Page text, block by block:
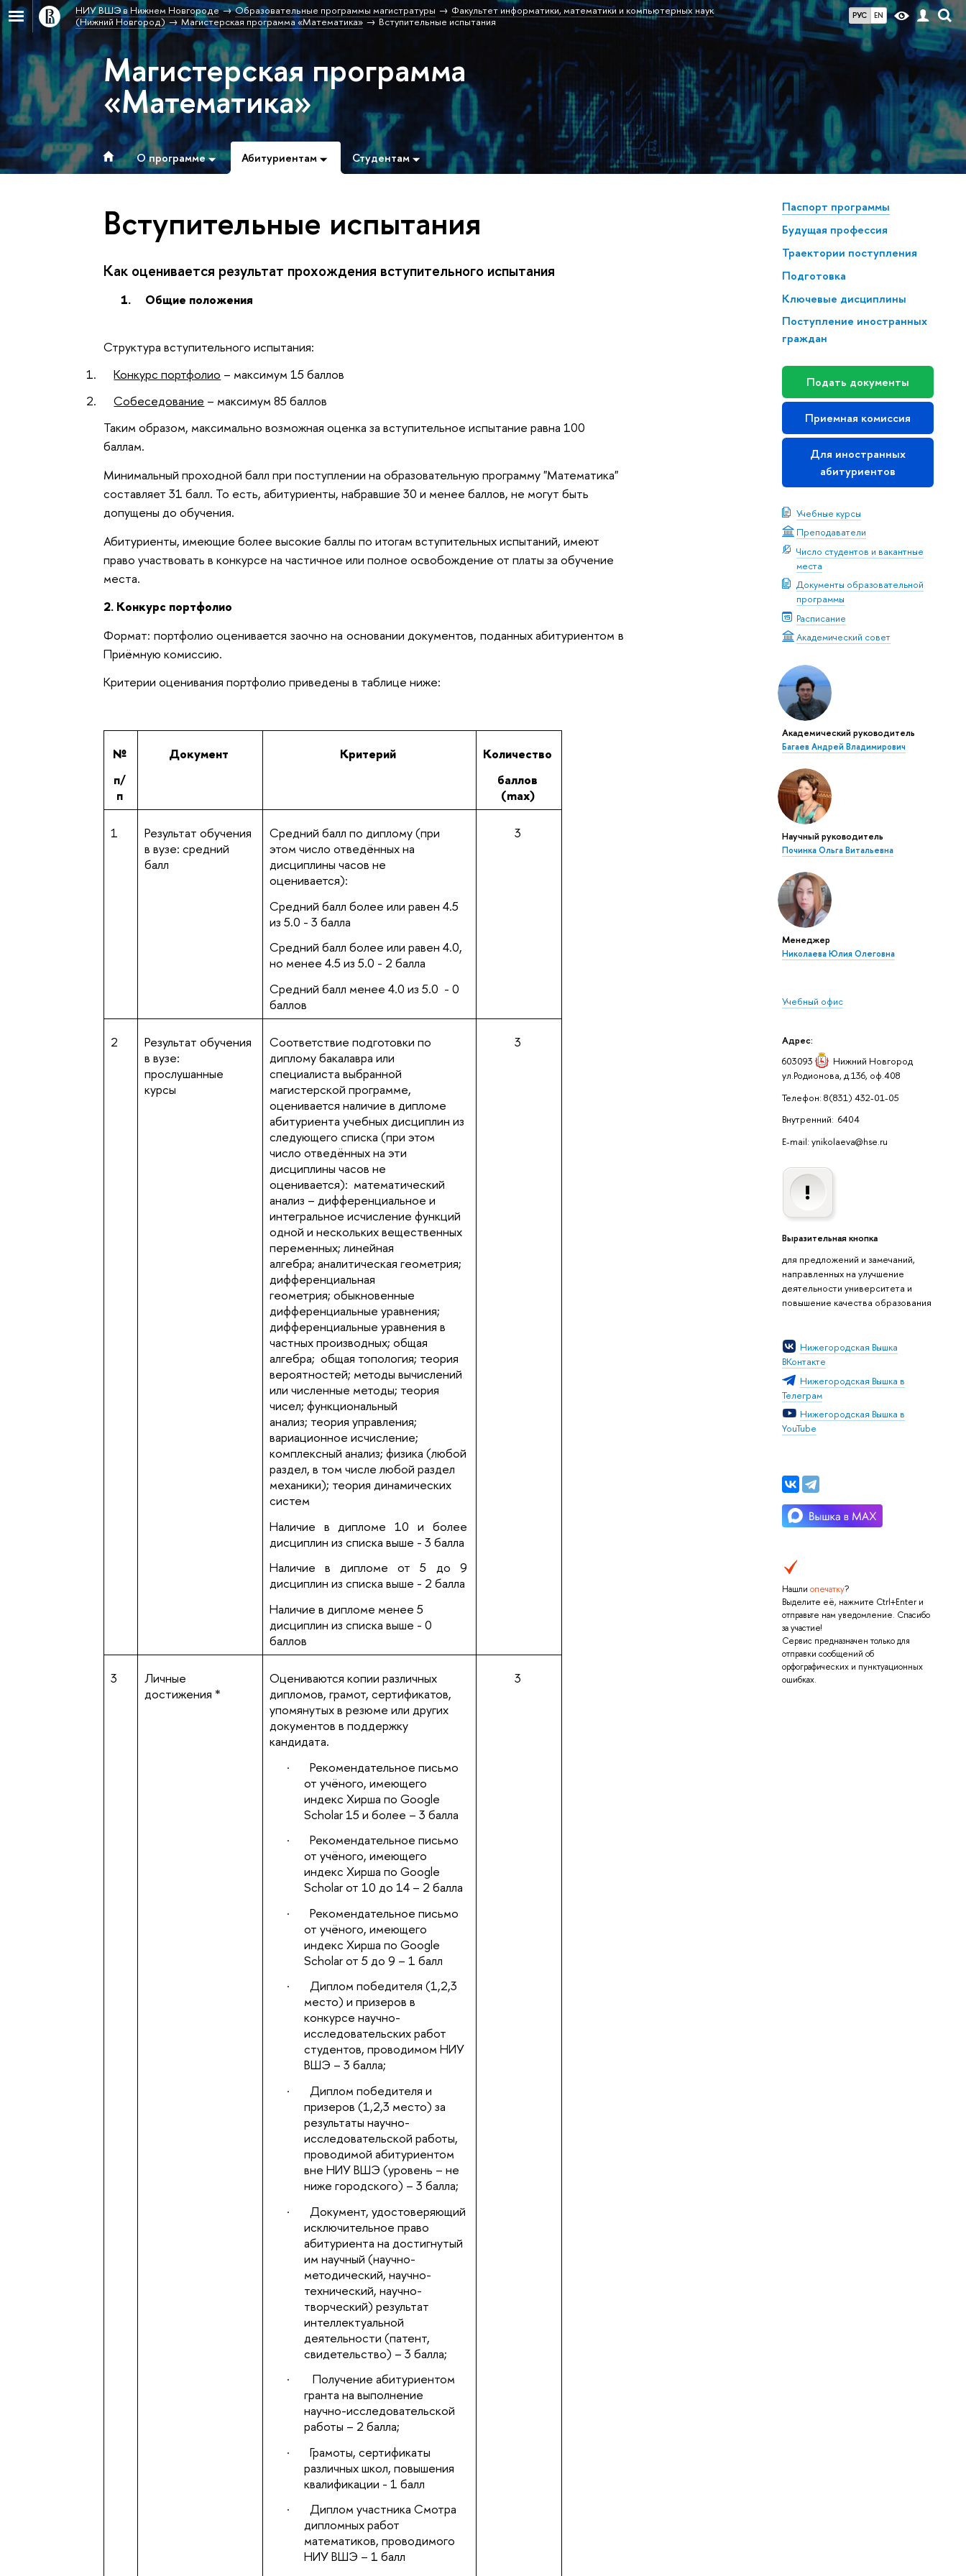
РУС EN
НИУ ВШЭ в Нижнем Новгороде Образовательные программы магистратуры
Факультет информатики, математики и компьютерных наук
(Нижний Новгород)
Магистерская программа «Математика» Вступительные испытания
Магистерская программа
«Математика»
О программе Абитуриентам Студентам
Паспорт программы
Будущая профессия
Траектории поступления
Подготовка
Ключевые дисциплины
Поступление иностранных
граждан
Подать документы
Приемная комиссия
Для иностранных
абитуриентов
Учебные курсы
Преподаватели
Число студентов и вакантные
места
Документы образовательной
программы
Расписание
Академический совет
Академический руководитель
Багаев Андрей Владимирович
Научный руководитель
Починка Ольга Витальевна
Менеджер
Николаева Юлия Олеговна
Учебный офис
Адрес:
603093
Нижний Новгород
ул.Родионова, д.136, оф.408
Телефон: 8(831) 432-01-05
Внутренний: 6404
E-mail: ynikolaeva@hse.ru
Выразительная кнопка
для предложений и замечаний,
направленных на улучшение
деятельности университета и
повышение качества образования
Нижегородская Вышка
ВКонтакте
Нижегородская Вышка в
Телеграм
Нижегородская Вышка в
YouTube
Нашли опечатку?
Выделите её, нажмите Ctrl+Enter и
отправьте нам уведомление. Спасибо
за участие!
Сервис предназначен только для
отправки сообщений об
орфографических и пунктуационных
ошибках.
Вступительные испытания
Как оценивается результат прохождения вступительного испытания
1. Общие положения
Структура вступительного испытания:
1.
Конкурс портфолио – максимум 15 баллов
2.
Собеседование – максимум 85 баллов
Таким образом, максимально возможная оценка за вступительное испытание равна 100
баллам.
Минимальный проходной балл при поступлении на образовательную программу "Математика"
составляет 31 балл. То есть, абитуриенты, набравшие 30 и менее баллов, не могут быть
допущены до обучения.
Абитуриенты, имеющие более высокие баллы по итогам вступительных испытаний, имеют
право участвовать в конкурсе на частичное или полное освобождение от платы за обучение
места.
2. Конкурс портфолио
Формат: портфолио оценивается заочно на основании документов, поданных абитуриентом в
Приёмную комиссию.
Критерии оценивания портфолио приведены в таблице ниже:
№
п/
п
Документ Критерий
Количество
баллов
(max)
1
Результат обучения
в вузе: средний
балл
Средний балл по диплому (при
этом число отведённых на
дисциплины часов не
оценивается):
Средний балл более или равен 4.5
из 5.0 - 3 балла
Средний балл более или равен 4.0,
но менее 4.5 из 5.0 - 2 балла
Средний балл менее 4.0 из 5.0 - 0
баллов
3
2
Результат обучения
в вузе:
прослушанные
курсы
Соответствие подготовки по
диплому бакалавра или
специалиста выбранной
магистерской программе,
оценивается наличие в дипломе
абитуриента учебных дисциплин из
следующего списка (при этом
число отведённых на эти
дисциплины часов не
оценивается): математический
анализ – дифференциальное и
интегральное исчисление функций
одной и нескольких вещественных
переменных; линейная
алгебра; аналитическая геометрия;
дифференциальная
геометрия; обыкновенные
дифференциальные уравнения;
дифференциальные уравнения в
частных производных; общая
алгебра; общая топология; теория
вероятностей; методы вычислений
или численные методы; теория
чисел; функциональный
анализ; теория управления;
вариационное исчисление;
комплексный анализ; физика (любой
раздел, в том числе любой раздел
механики); теория динамических
систем
Наличие в дипломе 10 и более
дисциплин из списка выше - 3 балла
Наличие в дипломе от 5 до 9
дисциплин из списка выше - 2 балла
Наличие в дипломе менее 5
дисциплин из списка выше - 0
баллов
3
3
Личные
достижения *
Оцениваются копии различных
дипломов, грамот, сертификатов,
упомянутых в резюме или других
документов в поддержку
кандидата.
· Рекомендательное письмо
от учёного, имеющего
индекс Хирша по Google
Scholar 15 и более – 3 балла
· Рекомендательное письмо
от учёного, имеющего
индекс Хирша по Google
Scholar от 10 до 14 – 2 балла
· Рекомендательное письмо
от учёного, имеющего
индекс Хирша по Google
Scholar от 5 до 9 – 1 балл
· Диплом победителя (1,2,3
место) и призеров в
конкурсе научно-
исследовательских работ
студентов, проводимом НИУ
ВШЭ – 3 балла;
· Диплом победителя и
призеров (1,2,3 место) за
результаты научно-
исследовательской работы,
проводимой абитуриентом
вне НИУ ВШЭ (уровень – не
ниже городского) – 3 балла;
· Документ, удостоверяющий
исключительное право
абитуриента на достигнутый
им научный (научно-
методический, научно-
технический, научно-
творческий) результат
интеллектуальной
деятельности (патент,
свидетельство) – 3 балла;
·
Получение абитуриентом
гранта на выполнение
научно-исследовательской
работы – 2 балла;
· Грамоты, сертификаты
различных школ, повышения
квалификации - 1 балл
· Диплом участника Смотра
дипломных работ
математиков, проводимого
НИУ ВШЭ – 1 балл
3